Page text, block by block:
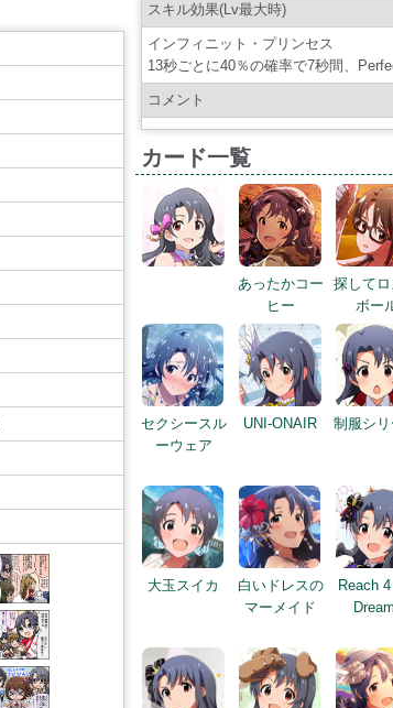
スキル効果(Lv最大時)
インフィニット・プリンセス
13秒ごとに40％の確率で7秒間、
コメント
カード一覧
あったかコー
ヒー
探してロ
ボー
セクシースル
ーウェア
UNI-ONAIR 制服シ
大玉スイカ
白いドレスの
マーメイド
Reach